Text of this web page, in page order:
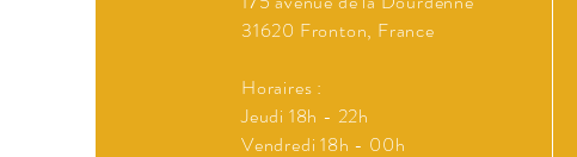
31620 Fronton, France
Horaires :
Jeudi 18h - 22h
Vendredi 18h - 00h